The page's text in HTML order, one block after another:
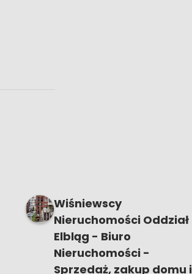
Wiśniewscy
Nieruchomości Oddział
Elbląg - Biuro
Nieruchomości -
Sprzedaż, zakup domu i
Mirosław Sienkiewicz
4 months ago